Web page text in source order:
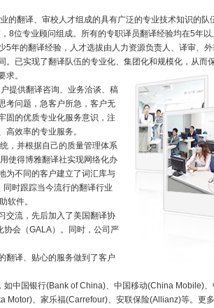
的翻译、审校人才组成的具有广泛的专业技术知识的队
8位专业顾问组成。所有的专职译员翻译经验均在5年
5年的翻译经验，人才选拔由人力资源负责人、译审、
已实现了翻译队伍的专业化、集团化和规模化，从而
求。
提供翻译咨询、业务洽谈、稿
考问题，急客户所急，客户无
固的优质专业化服务意识，注
效率的专业服务。
，并根据自己的质量管理体系
使得博雅翻译社实现网络化办
为不同的客户建立了词汇库与
同时跟踪当今流行的翻译行业
软件。
交流，先后加入了美国翻译协
协会（GALA）。同时，公司严
翻译、贴心的服务做到了客户
中国银行(Bank of China)、中国移动(China Mobile)
Motor)、家乐福(Carrefour)、安联保险(Allianz)等。更多